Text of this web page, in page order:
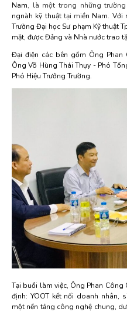
Nam, là một trong những
ngnàh kỹ thuậttại miền Nam. Với
Trường Đại học Sư phạm Kỹ thuật
mặt, được Đảng và Nhà nước trao
Đại điện các bên gồm Ông Phan
Ông Võ Hùng Thái Thụy - Phó
Phó Hiệu Trưởng Trường.
Tại buổi làm việc, Ông Phan
định: YOOT kết nối doanh nhân,
một nền tảng công nghệ chung,